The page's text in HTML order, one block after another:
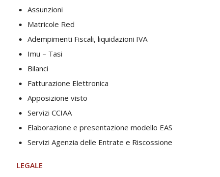
Assunzioni
Matricole Red
Adempimenti Fiscali, liquidazioni IVA
Imu – Tasi
Bilanci
Fatturazione Elettronica
Apposizione visto
Servizi CCIAA
Elaborazione e presentazione modello EAS
Servizi Agenzia delle Entrate e Riscossione
LEGALE